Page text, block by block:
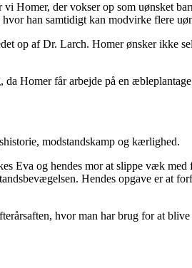
Homer, der vokser op som uønsket
han samtidigt kan modvirke flere
op af Dr. Larch. Homer ønsker ikke
da Homer får arbejde på en
modstandskamp og kærlighed.
Eva og hendes mor at slippe væk
Hendes opgave er at
hvor man har brug for at